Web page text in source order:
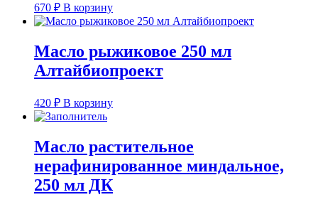
670 ₽ В корзину
Масло рыжиковое 250 мл
Алтайбиопроект
420 ₽ В корзину
Масло растительное
нерафинированное миндальное,
250 мл ДК